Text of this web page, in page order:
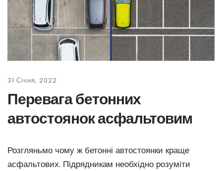
31 Січня, 2022
Перевага бетонних
автостоянок асфальтовим
Розгляньмо чому ж бетонні автостоянки краще
асфальтових. Підрядникам необхідно розуміти